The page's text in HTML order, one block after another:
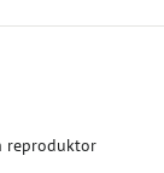
reproduktor